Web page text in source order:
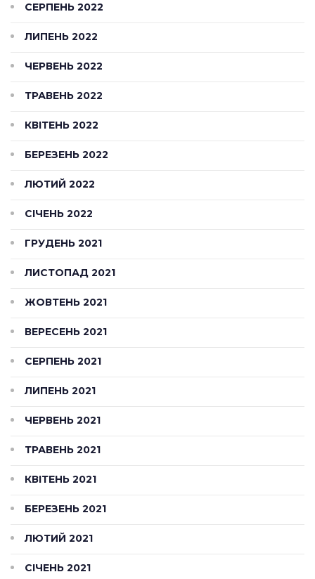
СЕРПЕНЬ 2022
ЛИПЕНЬ 2022
ЧЕРВЕНЬ 2022
ТРАВЕНЬ 2022
КВІТЕНЬ 2022
БЕРЕЗЕНЬ 2022
ЛЮТИЙ 2022
СІЧЕНЬ 2022
ГРУДЕНЬ 2021
ЛИСТОПАД 2021
ЖОВТЕНЬ 2021
ВЕРЕСЕНЬ 2021
СЕРПЕНЬ 2021
ЛИПЕНЬ 2021
ЧЕРВЕНЬ 2021
ТРАВЕНЬ 2021
КВІТЕНЬ 2021
БЕРЕЗЕНЬ 2021
ЛЮТИЙ 2021
СІЧЕНЬ 2021